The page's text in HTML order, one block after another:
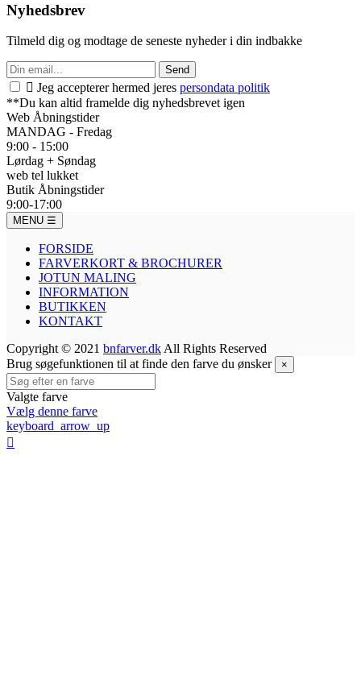
Nyhedsbrev
Tilmeld dig og modtage de seneste nyheder i din indbakke
Send
 Jeg accepterer hermed jeres persondata politik
**Du kan altid framelde dig nyhedsbrevet igen
Web Åbningstider
MANDAG - Fredag
9:00 - 15:00
Lørdag + Søndag
web tel lukket
Butik Åbningstider
9:00-17:00
MENU ☰
FORSIDE
FARVERKORT & BROCHURER
JOTUN MALING
INFORMATION
BUTIKKEN
KONTAKT
Copyright © 2021 bnfarver.dk All Rights Reserved
Brug søgefunktionen til at finde den farve du ønsker
×
Valgte farve
Vælg denne farve
keyboard_arrow_up
